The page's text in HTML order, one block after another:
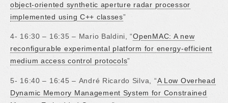
object-oriented synthetic aperture radar processor
implemented using C++ classes”
4- 16:30 – 16:35 – Mario Baldini, “OpenMAC: A new
reconfigurable experimental platform for energy-efficient
medium access control protocols”
5- 16:40 – 16:45 – André Ricardo Silva, “A Low Overhead
Dynamic Memory Management System for Constrained